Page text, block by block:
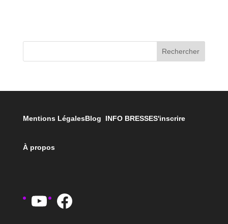
Rechercher
Mentions LégalesBlog INFO BRESSES'inscrire
À propos
YouTube
Facebook